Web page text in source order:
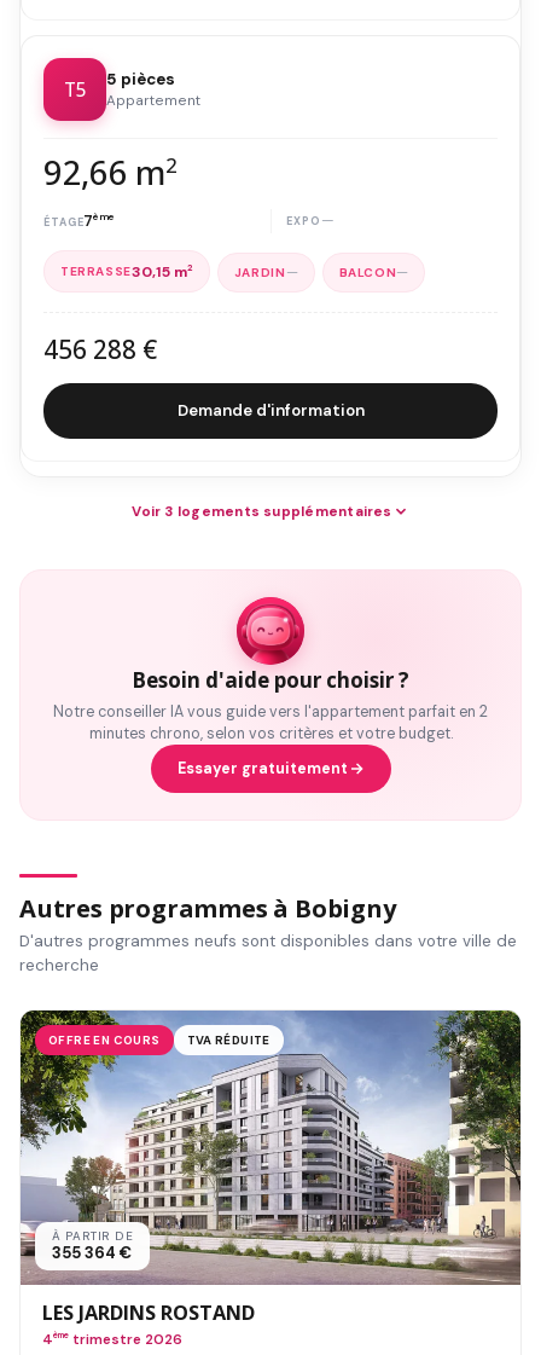
T5 5 pièces
Appartement
92,66 m2
7ème —
30,15 m2 — —
456 288 €
Demande d'information
Voir 3 logements supplémentaires
Besoin d'aide pour choisir ?
Notre conseiller IA vous guide vers l'appartement parfait en 2
minutes chrono, selon vos critères et votre budget.
Essayer gratuitement
Autres programmes à Bobigny
D'autres programmes neufs sont disponibles dans votre ville de
recherche
OFFRE EN COURS TVA RÉDUITE
À PARTIR DE
355 364 €
LES JARDINS ROSTAND
4ème trimestre 2026